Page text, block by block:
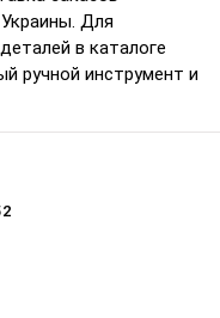
Для
в каталоге
ручной инструмент и